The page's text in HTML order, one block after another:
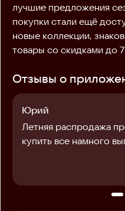
лучшие предложения
покупки стали ещё
новые коллекции,
товары со скидками до
Отзывы о
Юрий
Летняя распродажа
купить все намного